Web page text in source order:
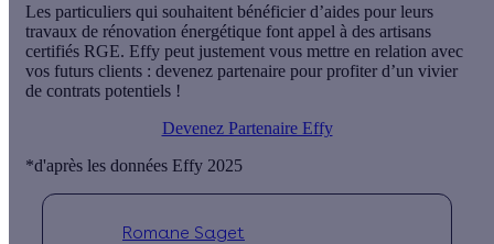
Les particuliers qui souhaitent bénéficier d’aides pour leurs
travaux de rénovation énergétique font appel à des artisans
certifiés RGE. Effy peut justement vous mettre en relation avec
vos futurs clients : devenez partenaire pour profiter d’un vivier
de contrats potentiels !
Devenez Partenaire Effy
*d'après les données Effy 2025
Romane Saget